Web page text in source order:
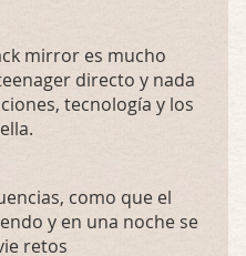
mirror es mucho
directo y nada
tecnología y los
como que el
y en una noche se
retos